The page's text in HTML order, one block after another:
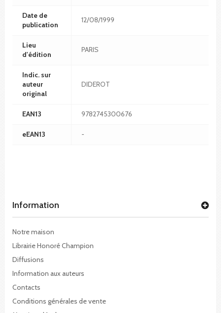
Date de
publication
12/08/1999
Lieu
d'édition
PARIS
Indic. sur
auteur
original
DIDEROT
EAN13 9782745300676
eEAN13 -
Information
Notre maison
Librairie Honoré Champion
Diffusions
Information aux auteurs
Contacts
Conditions générales de vente